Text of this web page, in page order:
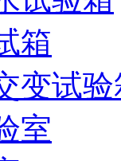
箱
变试验
室